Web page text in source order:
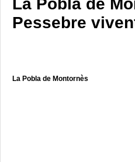
La Pobla de
Pessebre
La Pobla de Montornès